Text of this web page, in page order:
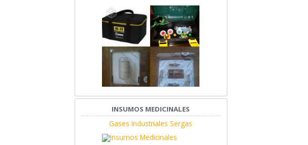
INSUMOS MEDICINALES
Gases Industriales Sergas